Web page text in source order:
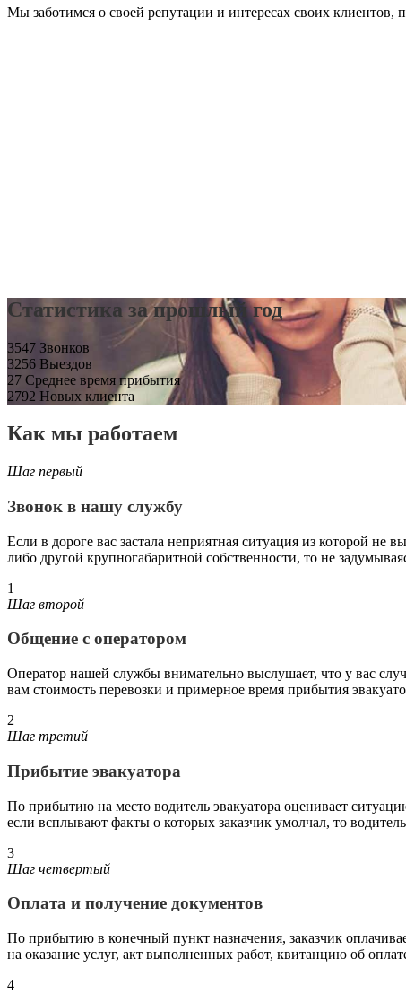
Мы заботимся о своей репутации и интересах своих
Статистика за прошлый год
3547 Звонков
3256 Выездов
27 Среднее время прибытия
2792 Новых клиента
Как мы работаем
Шаг первый
Звонок в нашу службу
Если в дороге вас застала неприятная ситуация из которой не
либо другой крупногабаритной собственности, то не
1
Шаг второй
Общение с оператором
Оператор нашей службы внимательно выслушает, что у вас
вам стоимость перевозки и примерное время прибытия
2
Шаг третий
Прибытие эвакуатора
По прибытию на место водитель эвакуатора оценивает
если всплывают факты о которых заказчик умолчал, то
3
Шаг четвертый
Оплата и получение документов
По прибытию в конечный пункт назначения, заказчик
на оказание услуг, акт выполненных работ, квитанцию об
4